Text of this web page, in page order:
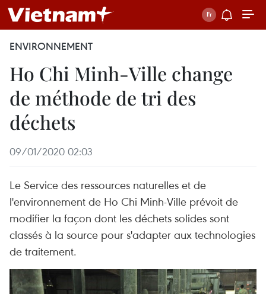
ENVIRONNEMENT
Ho Chi Minh-Ville change
de méthode de tri des
déchets
09/01/2020 02:03
Le Service des ressources naturelles et de
l'environnement de Ho Chi Minh-Ville prévoit de
modifier la façon dont les déchets solides sont
classés à la source pour s'adapter aux technologies
de traitement.